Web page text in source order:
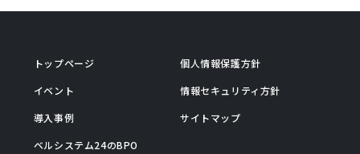
トップページ
イベント
導入事例
ベルシステム24のBPO
個人情報保護方針
情報セキュリティ方針
サイトマップ